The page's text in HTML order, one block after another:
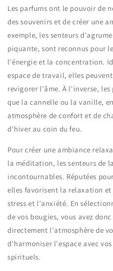
Les parfums ont le pouvoir de
des souvenirs et de créer une
exemple, les senteurs
piquante, sont reconnus pour
l'énergie et la concentration.
espace de travail, elles
revigorer l'âme. À l'inverse,
que la cannelle ou la vanille,
atmosphère de confort et de
d'hiver au coin du feu.
Pour créer une ambiance
la méditation, les senteurs de
incontournables. Réputées
elles favorisent la relaxation
stress et l'anxiété. En
de vos bougies, vous avez
directement l'atmosphère de
d'harmoniser l'espace avec
spirituels.